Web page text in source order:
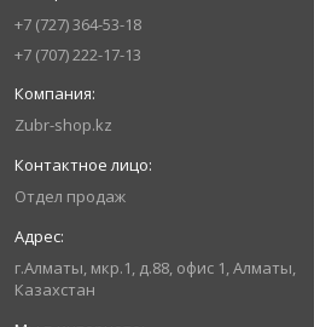
+7 (727) 364-53-18
+7 (707) 222-17-13
Zubr-shop.kz
Отдел продаж
г.Алматы, мкр.1, д.88, офис 1, Алматы,
Казахстан